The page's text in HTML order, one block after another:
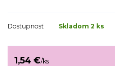
Dostupnosť Skladom 2 ks
1,54 €/ks